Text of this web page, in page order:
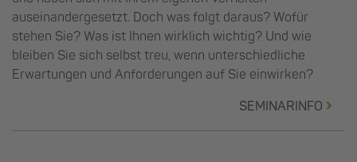
auseinandergesetzt. Doch was folgt daraus? Wofür
stehen Sie? Was ist Ihnen wirklich wichtig? Und wie
bleiben Sie sich selbst treu, wenn unterschiedliche
Erwartungen und Anforderungen auf Sie einwirken?
SEMINARINFO